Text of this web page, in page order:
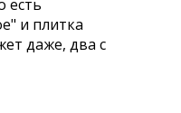
есть
и плитка
даже, два с